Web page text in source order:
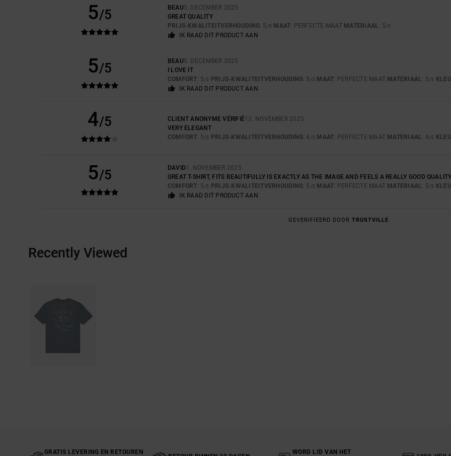
5/5 BEAU5. DECEMBER 2025
GREAT QUALITY
PRIJS-KWALITEITVERHOUDING: 5 /5 MAAT: PERFECTE MAAT MATERIAAL: 5/5
IK RAAD DIT PRODUCT AAN
5/5 BEAU5. DECEMBER 2025
I LOVE IT
COMFORT: 5/5 PRIJS-KWALITEITVERHOUDING: 5 /5 MAAT: PERFECTE MAAT MATERIAAL: 5/5
IK RAAD DIT PRODUCT AAN
4/5 CLIENT ANONYME VÉRIFIÉ13. NOVEMBER 2025
VERY ELEGANT
COMFORT: 5/5 PRIJS-KWALITEITVERHOUDING: 4 /5 MAAT: PERFECTE MAAT MATERIAAL: 4/5
5/5 DAVID1. NOVEMBER 2025
GREAT T-SHIRT, FITS BEAUTIFULLY IS EXACTLY AS THE IMAGE AND FEELS A REALLY GOOD
COMFORT: 5/5 PRIJS-KWALITEITVERHOUDING: 5 /5 MAAT: PERFECTE MAAT MATERIAAL: 5/5
IK RAAD DIT PRODUCT AAN
GEVERIFIEERD DOOR TRUSTVILLE
Recently Viewed
GRATIS LEVERING EN RETOUREN
WORD LID VAN HET